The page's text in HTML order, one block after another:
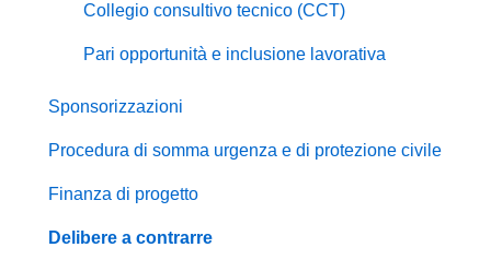
Collegio consultivo tecnico (CCT)
Pari opportunità e inclusione lavorativa
Sponsorizzazioni
Procedura di somma urgenza e di protezione civile
Finanza di progetto
Delibere a contrarre